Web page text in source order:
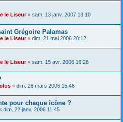
le Liseur« sam. 13 janv. 2007 13:10
Grégoire Palamas
le Liseur« dim. 21 mai 2006 20:12
le Liseur« sam. 15 avr. 2006 16:26
« dim. 26 mars 2006 15:46
pour chaque icône ?
dim. 22 janv. 2006 11:45